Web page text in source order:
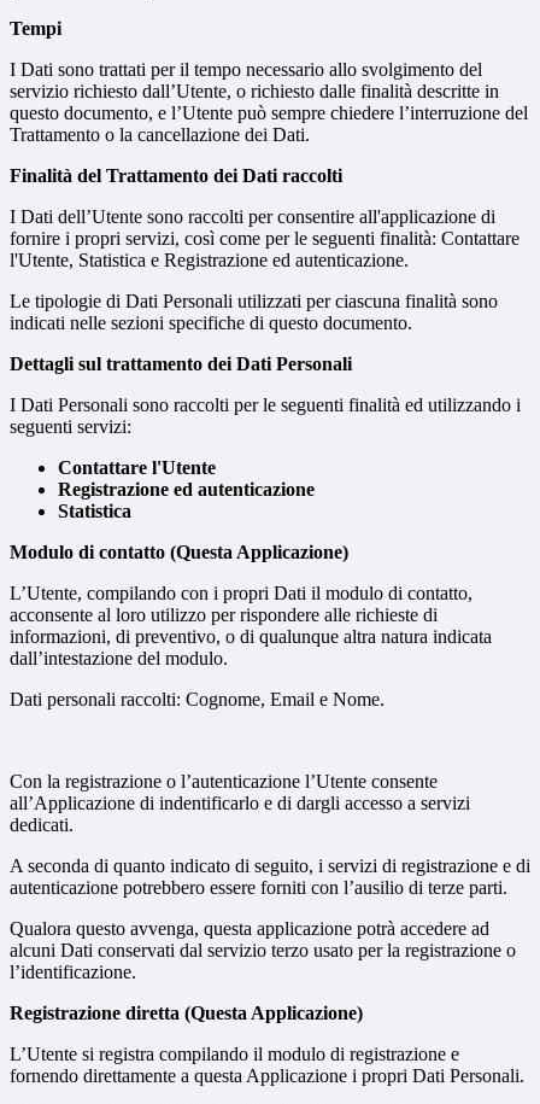
Tempi
I Dati sono trattati per il tempo necessario allo svolgimento del
servizio richiesto dall’Utente, o richiesto dalle finalità descritte in
questo documento, e l’Utente può sempre chiedere l’interruzione del
Trattamento o la cancellazione dei Dati.
Finalità del Trattamento dei Dati raccolti
I Dati dell’Utente sono raccolti per consentire all'applicazione di
fornire i propri servizi, così come per le seguenti finalità: Contattare
l'Utente, Statistica e Registrazione ed autenticazione.
Le tipologie di Dati Personali utilizzati per ciascuna finalità sono
indicati nelle sezioni specifiche di questo documento.
Dettagli sul trattamento dei Dati Personali
I Dati Personali sono raccolti per le seguenti finalità ed utilizzando i
seguenti servizi:
Contattare l'Utente
Registrazione ed autenticazione
Statistica
Modulo di contatto (Questa Applicazione)
L’Utente, compilando con i propri Dati il modulo di contatto,
acconsente al loro utilizzo per rispondere alle richieste di
informazioni, di preventivo, o di qualunque altra natura indicata
dall’intestazione del modulo.
Dati personali raccolti: Cognome, Email e Nome.
Con la registrazione o l’autenticazione l’Utente consente
all’Applicazione di indentificarlo e di dargli accesso a servizi
dedicati.
A seconda di quanto indicato di seguito, i servizi di registrazione e di
autenticazione potrebbero essere forniti con l’ausilio di terze parti.
Qualora questo avvenga, questa applicazione potrà accedere ad
alcuni Dati conservati dal servizio terzo usato per la registrazione o
l’identificazione.
Registrazione diretta (Questa Applicazione)
L’Utente si registra compilando il modulo di registrazione e
fornendo direttamente a questa Applicazione i propri Dati Personali.